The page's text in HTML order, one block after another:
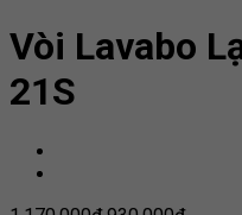
Vòi Lavabo
21S